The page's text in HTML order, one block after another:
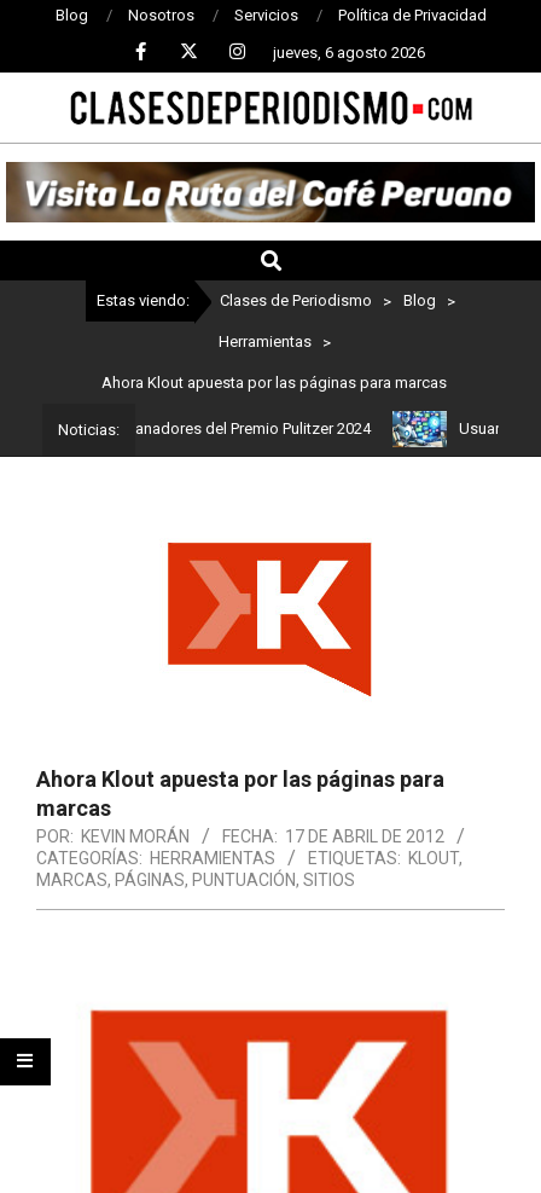
Blog Nosotros Servicios Política de Privacidad
jueves, 6 agosto 2026
CLASES
DE
PERIODISMO
Estas viendo: Clases de Periodismo > Blog >
Herramientas >
Ahora Klout apuesta por las páginas para marcas
Noticias:
son los ganadores del Premio Pulitzer 2024 Usuarios de
Ahora Klout apuesta por las páginas para
marcas
POR: KEVIN MORÁN FECHA: 17 DE ABRIL DE 2012
CATEGORÍAS: HERRAMIENTAS ETIQUETAS: KLOUT,
MARCAS, PÁGINAS, PUNTUACIÓN, SITIOS